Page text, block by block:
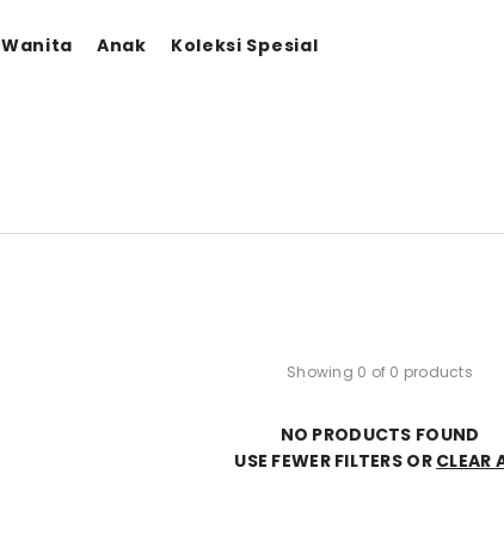
Wanita Anak Koleksi Spesial
Showing 0 of 0 products
NO PRODUCTS FOUND
USE FEWER FILTERS OR CLEAR